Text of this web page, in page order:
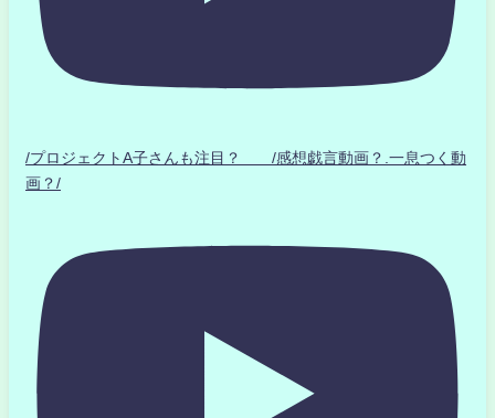
/プロジェクトA子さんも注目？ /感想戯言動画？.一息つく動
画？/